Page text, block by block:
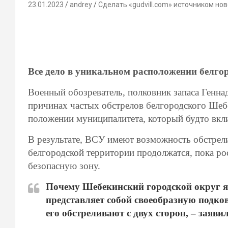
23.01.2023 andrey Сделать «gudvill.com» источником
Все дело в уникальном расположении
Военный обозреватель, полковник запаса
причинах частых обстрелов белгородского
положении муниципалитета, который будто
В результате, ВСУ имеют возможность
белгородской территории продолжатся, пока
безопасную зону.
Почему Шебекинский городской округ
представляет собой своеобразную
его обстреливают с двух сторон, –